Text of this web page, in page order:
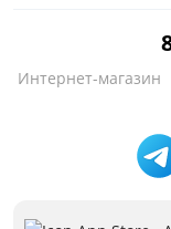
Интернет-магазин